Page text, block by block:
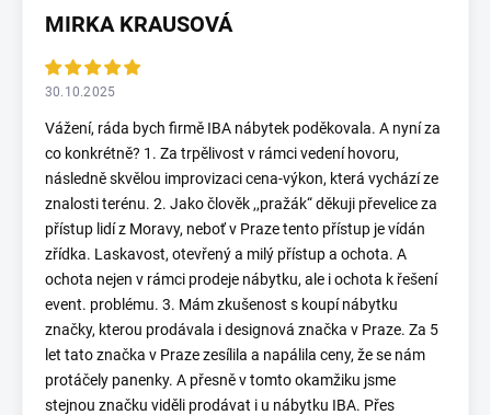
MIRKA KRAUSOVÁ
30.10.2025
Vážení, ráda bych firmě IBA nábytek poděkovala. A nyní za
co konkrétně? 1. Za trpělivost v rámci vedení hovoru,
následně skvělou improvizaci cena-výkon, která vychází ze
znalosti terénu. 2. Jako člověk ,,pražák“ děkuji převelice za
přístup lidí z Moravy, neboť v Praze tento přístup je vídán
zřídka. Laskavost, otevřený a milý přístup a ochota. A
ochota nejen v rámci prodeje nábytku, ale i ochota k řešení
event. problému. 3. Mám zkušenost s koupí nábytku
značky, kterou prodávala i designová značka v Praze. Za 5
let tato značka v Praze zesílila a napálila ceny, že se nám
protáčely panenky. A přesně v tomto okamžiku jsme
stejnou značku viděli prodávat i u nábytku IBA. Přes